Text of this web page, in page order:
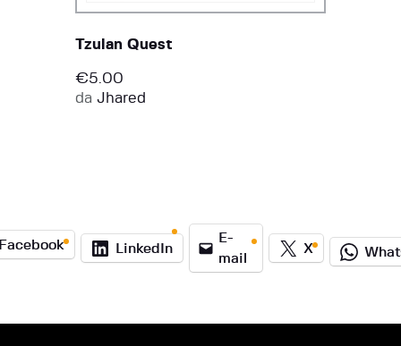
Tzulan Quest
€5.00
da Jhared
LinkedIn
E-
mail
X